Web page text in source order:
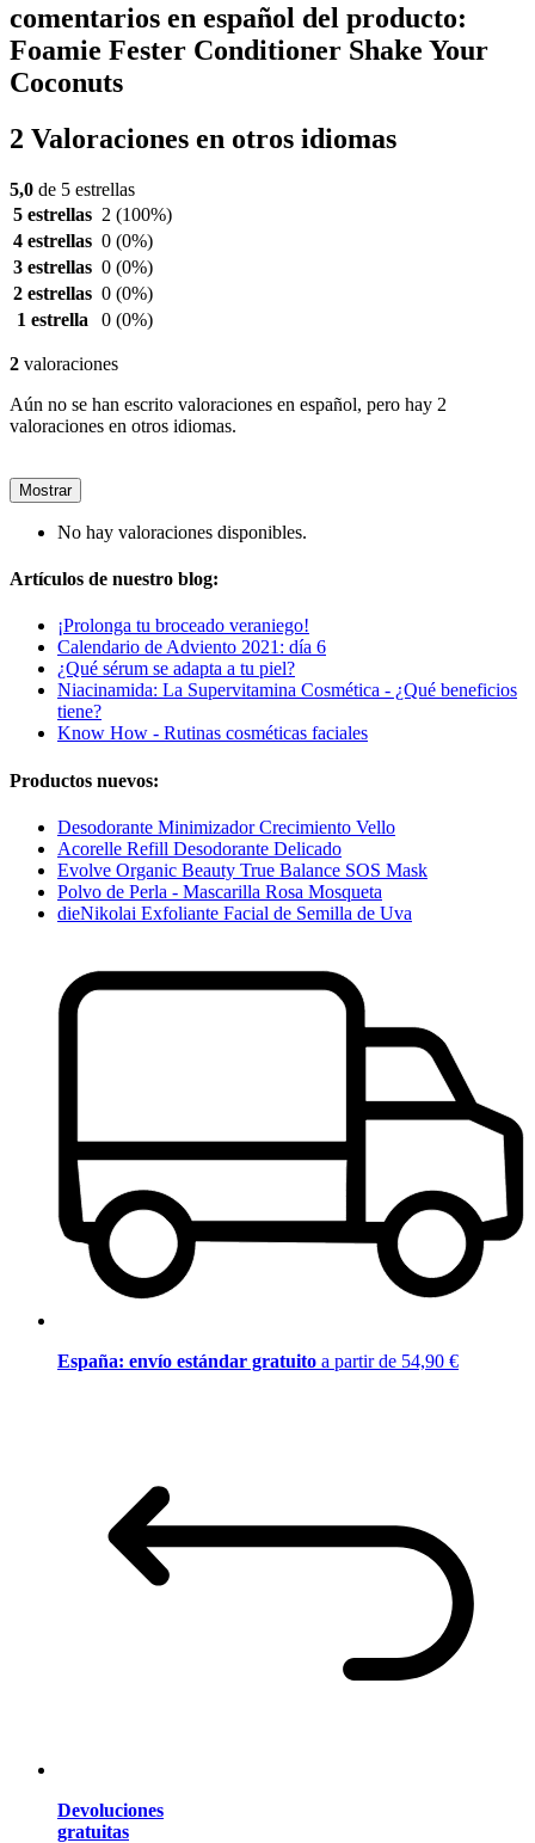
comentarios en español del producto:
Foamie Fester Conditioner Shake Your
Coconuts
2 Valoraciones en otros idiomas
5,0 de 5 estrellas
5 estrellas 2 (100%)
4 estrellas 0 (0%)
3 estrellas 0 (0%)
2 estrellas 0 (0%)
1 estrella
0 (0%)
2 valoraciones
Aún no se han escrito valoraciones en español, pero hay 2
valoraciones en otros idiomas.
Mostrar
No hay valoraciones disponibles.
Artículos de nuestro blog:
¡Prolonga tu broceado veraniego!
Calendario de Adviento 2021: día 6
¿Qué sérum se adapta a tu piel?
Niacinamida: La Supervitamina Cosmética - ¿Qué beneficios
tiene?
Know How - Rutinas cosméticas faciales
Productos nuevos:
Desodorante Minimizador Crecimiento Vello
Acorelle Refill Desodorante Delicado
Evolve Organic Beauty True Balance SOS Mask
Polvo de Perla - Mascarilla Rosa Mosqueta
dieNikolai Exfoliante Facial de Semilla de Uva
España: envío estándar gratuito a partir de 54,90 €
Devoluciones
gratuitas